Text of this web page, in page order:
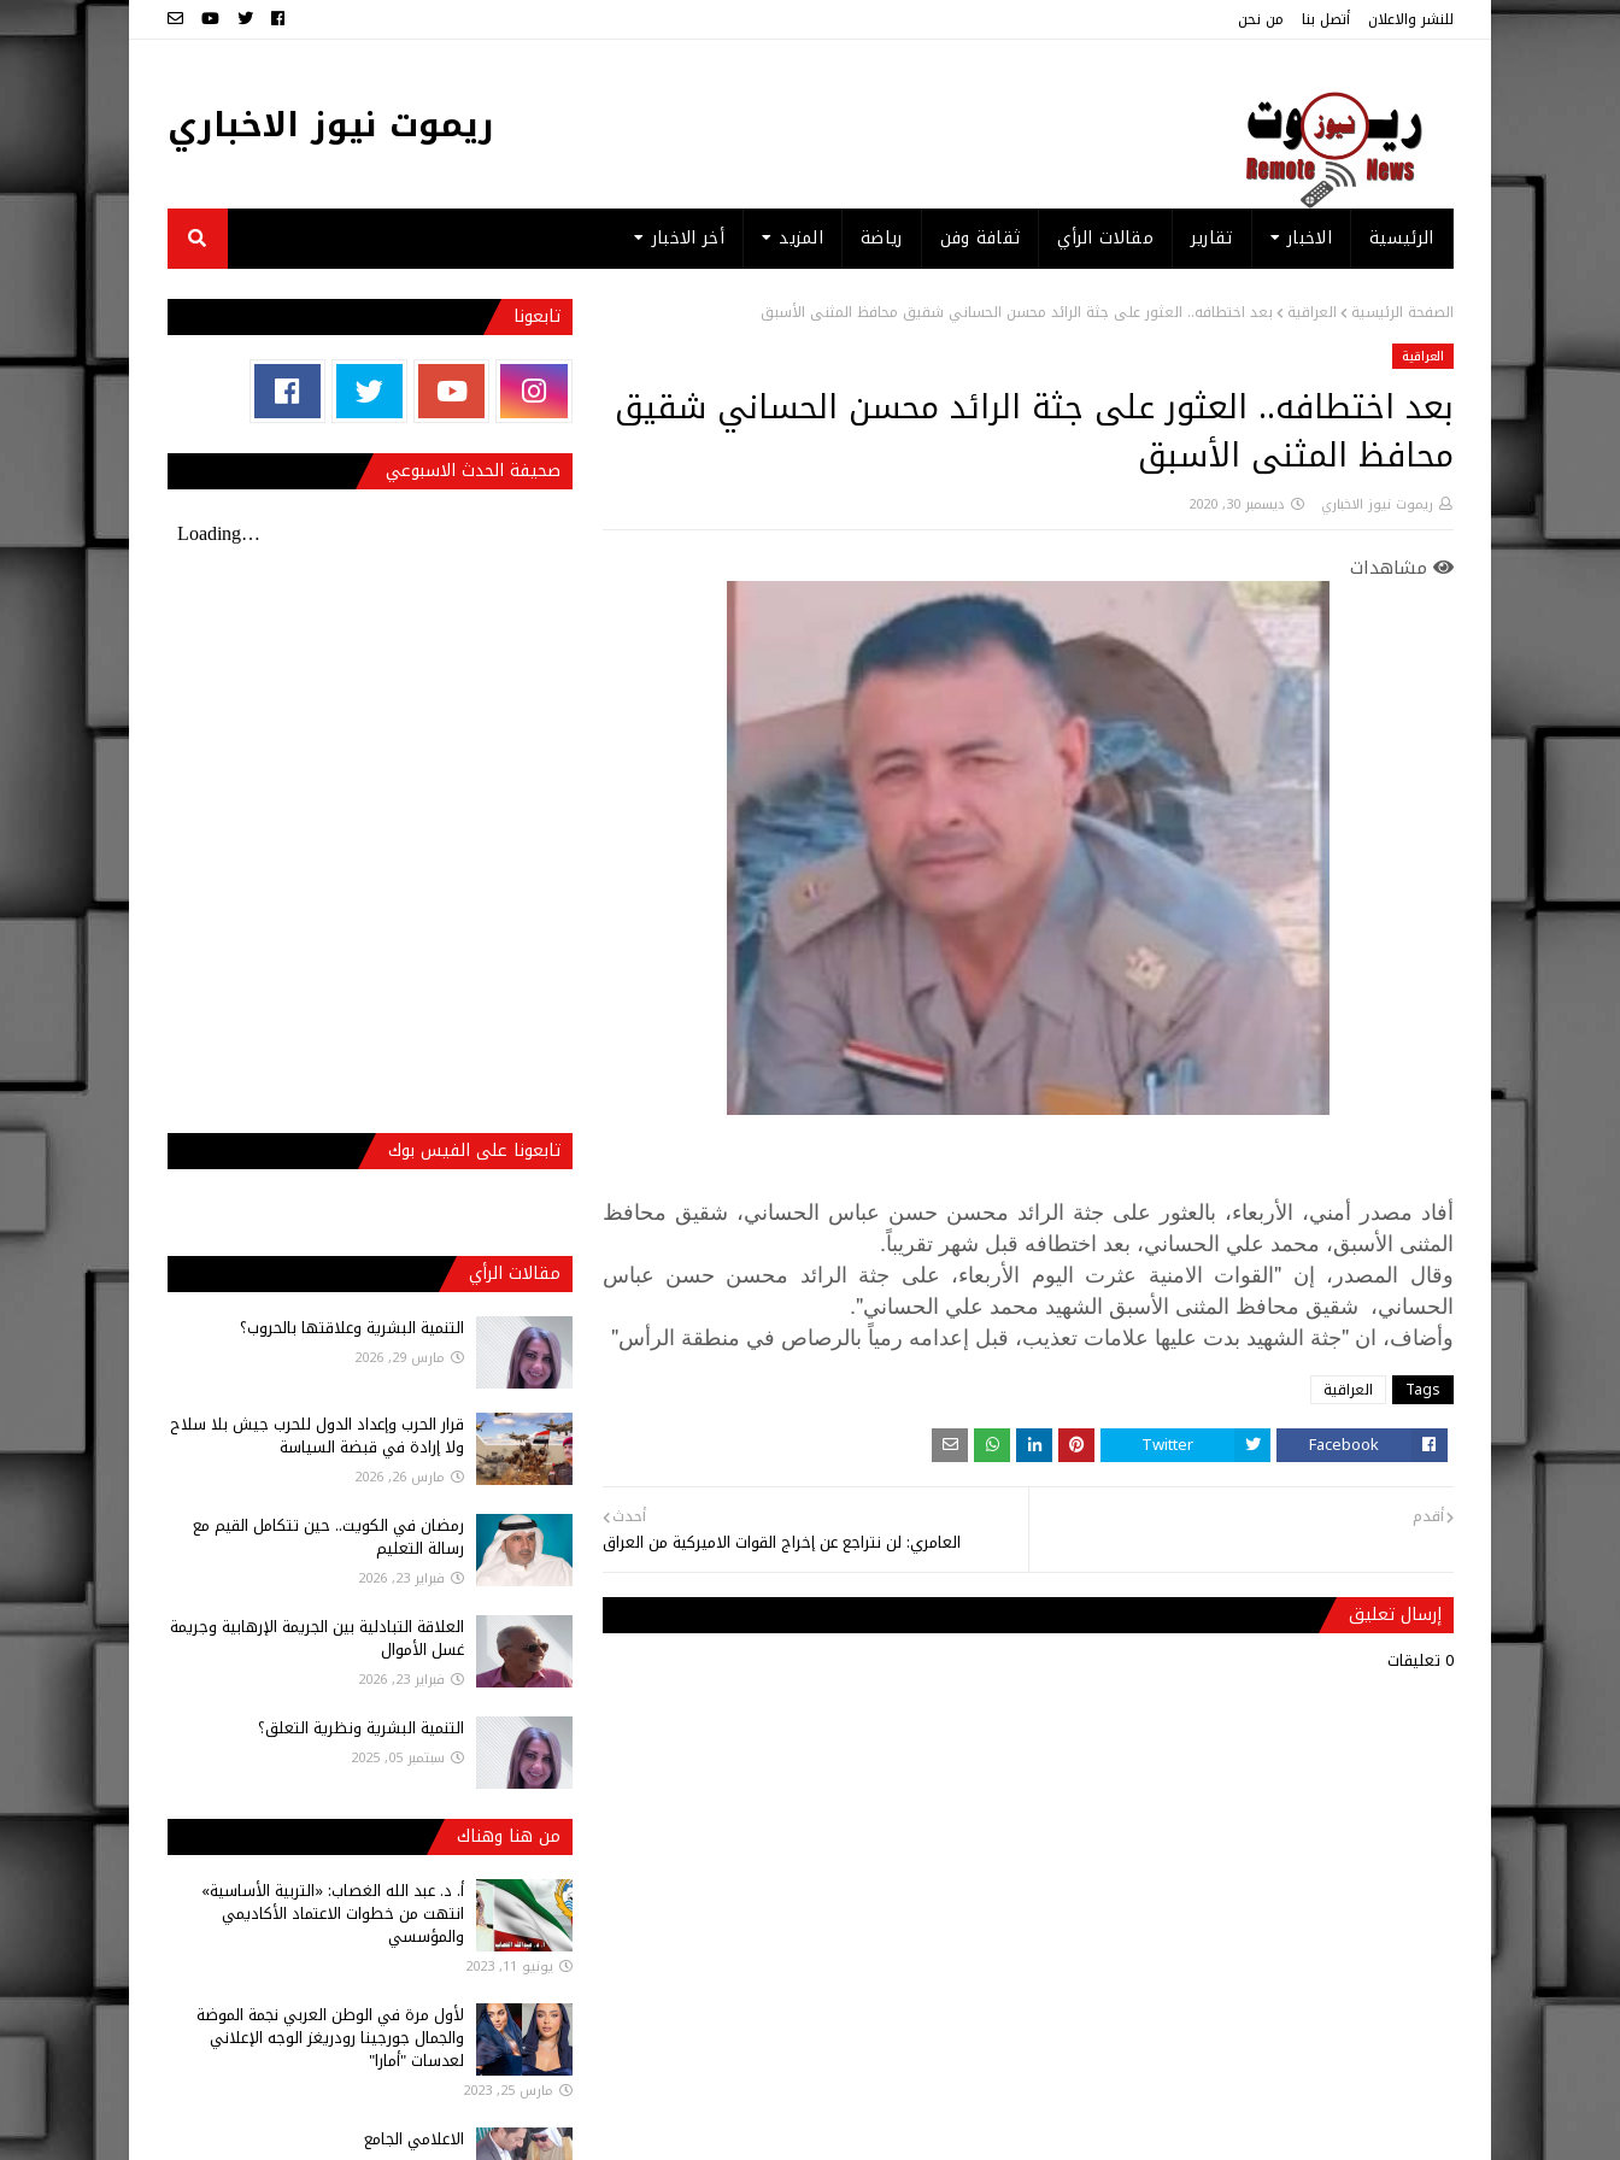
للنشر والاعلان أتصل بنا من نحن
ريموت نيوز الاخباري
الرئيسية الاخبار تقارير مقالات الرأي ثقافة وفن رياضة المزيد أخر الاخبار
الصفحة الرئيسية العراقية بعد اختطافه.. العثور على جثة الرائد محسن الحساني شقيق محافظ المثنى الأسبق
العراقية
بعد اختطافه.. العثور على جثة الرائد محسن الحساني شقيق
محافظ المثنى الأسبق
ريموت نيوز الاخباري ديسمبر 30, 2020
مشاهدات
أفاد مصدر أمني، الأربعاء، بالعثور على جثة الرائد محسن حسن عباس الحساني، شقيق محافظ
المثنى الأسبق، محمد علي الحساني، بعد اختطافه قبل شهر تقريباً.
وقال المصدر، إن "القوات الامنية عثرت اليوم الأربعاء، على جثة الرائد محسن حسن عباس
الحساني، شقيق محافظ المثنى الأسبق الشهيد محمد علي الحساني".
وأضاف، ان "جثة الشهيد بدت عليها علامات تعذيب، قبل إعدامه رمياً بالرصاص في منطقة الرأس"
Tags العراقية
Facebook
Twitter
أحدث
العامري: لن نتراجع عن إخراج القوات الاميركية من العراق
أقدم
إرسال تعليق
0 تعليقات
تابعونا
صحيفة الحدث الاسبوعي
تابعونا على الفيس بوك
مقالات الرأي
التنمية البشرية وعلاقتها بالحروب؟
مارس 29, 2026
قرار الحرب وإعداد الدول للحرب جيش بلا سلاح
ولا إرادة في قبضة السياسة
مارس 26, 2026
رمضان في الكويت.. حين تتكامل القيم مع
رسالة التعليم
فبراير 23, 2026
العلاقة التبادلية بين الجريمة الإرهابية وجريمة
غسل الأموال
فبراير 23, 2026
التنمية البشرية ونظرية التعلق؟
سبتمبر 05, 2025
من هنا وهناك
أ‌. د. عبد الله الغصاب: «التربية الأساسية»
انتهت من خطوات الاعتماد الأكاديمي
والمؤسسي
يونيو 11, 2023
لأول مرة في الوطن العربي نجمة الموضة
والجمال جورجينا رودريغز الوجه الإعلاني
لعدسات "أمارا"
مارس 25, 2023
الاعلامي الجامع